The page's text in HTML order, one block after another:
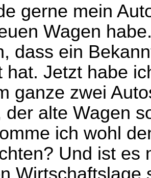
gerne mein
Wagen
dass ein
hat. Jetzt habe
ganze zwei
der alte Wagen
ich wohl
Und ist es
Wirtschaftslage